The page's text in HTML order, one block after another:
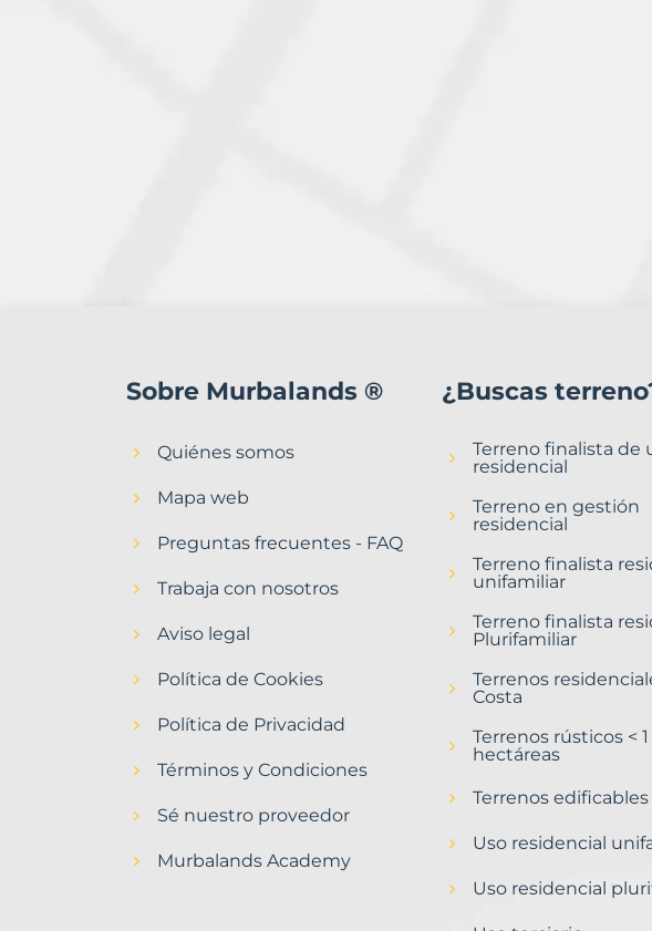
Sobre Murbalands ®
Quiénes somos
Mapa web
Preguntas frecuentes - FAQ
Trabaja con nosotros
Aviso legal
Política de Cookies
Política de Privacidad
Términos y Condiciones
Sé nuestro proveedor
Murbalands Academy
¿Buscas
Terreno finalista de
residencial
Terreno en gestión
residencial
Terreno finalista
unifamiliar
Terreno finalista
Plurifamiliar
Terrenos
Costa
Terrenos rústicos < 1
hectáreas
Terrenos edificables
Uso residencial
Uso residencial